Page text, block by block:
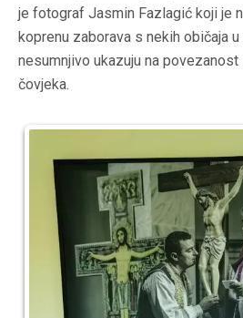
je fotograf Jasmin Fazlagić koji je
koprenu zaborava s nekih običaja u
nesumnjivo ukazuju na
čovjeka.